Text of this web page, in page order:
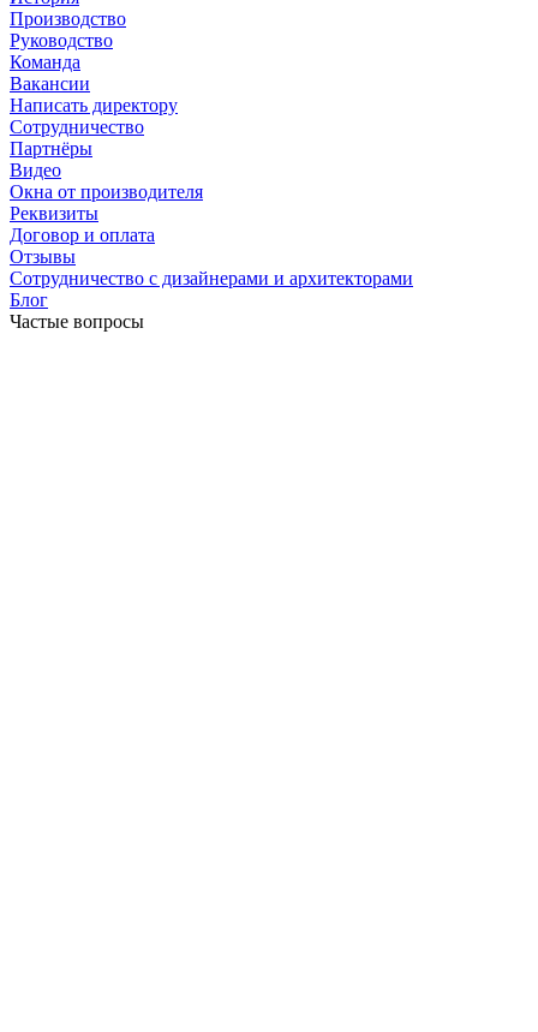
Производство
Руководство
Команда
Вакансии
Написать директору
Сотрудничество
Партнёры
Видео
Окна от производителя
Реквизиты
Договор и оплата
Отзывы
Сотрудничество с дизайнерами и архитекторами
Блог
Частые вопросы